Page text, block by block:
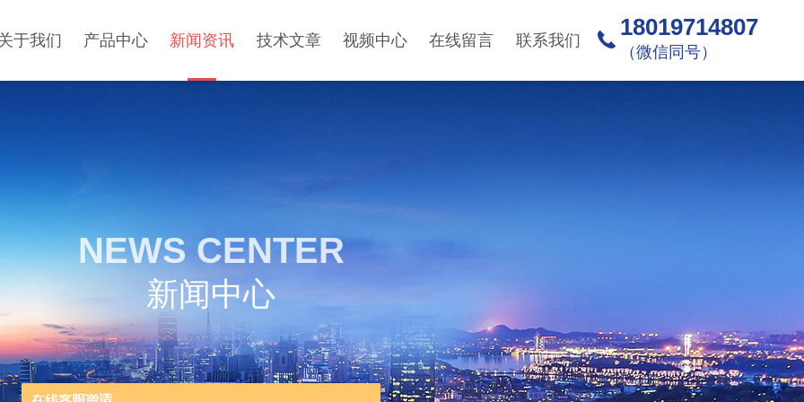
于我们 产品中心 新闻资讯 技术文章 视频中心 在线留言 联系我们 18019714807
（微信同号）
NEWS CENTER
新闻中心